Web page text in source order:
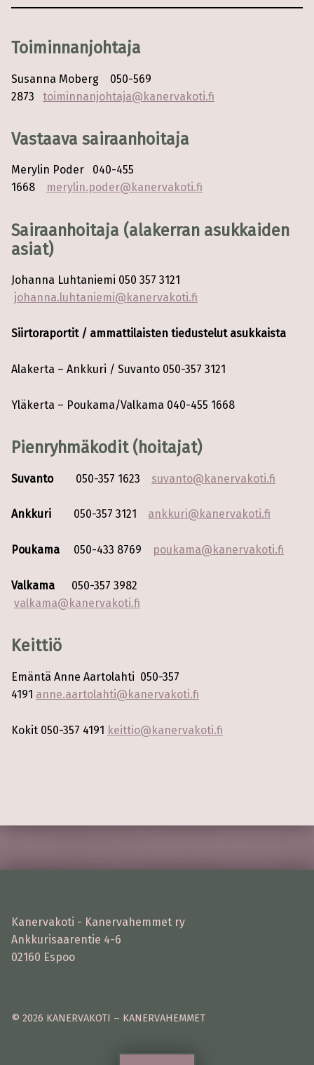
Toiminnanjohtaja
Susanna Moberg 050-569
2873 toiminnanjohtaja@kanervakoti.fi
Vastaava sairaanhoitaja
Merylin Poder 040-455
1668
merylin.poder@kanervakoti.fi
Sairaanhoitaja (alakerran asukkaiden
asiat)
Johanna Luhtaniemi 050 357 3121
johanna.luhtaniemi@kanervakoti.fi
Siirtoraportit / ammattilaisten tiedustelut asukkaista
Alakerta – Ankkuri / Suvanto 050-357 3121
Yläkerta – Poukama/Valkama 040-455 1668
Pienryhmäkodit (hoitajat)
Suvanto050-357 1623 suvanto@kanervakoti.fi
Ankkuri 050-357 3121 ankkuri@kanervakoti.fi
Poukama 050-433 8769 poukama@kanervakoti.fi
Valkama 050-357 3982
valkama@kanervakoti.fi
Keittiö
Emäntä Anne Aartolahti 050-357
4191 anne.aartolahti@kanervakoti.fi
Kokit 050-357 4191 keittio@kanervakoti.fi
Kanervakoti - Kanervahemmet ry
Ankkurisaarentie 4-6
02160 Espoo
© 2026 KANERVAKOTI – KANERVAHEMMET